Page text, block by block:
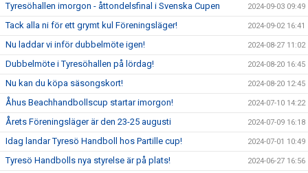
Tyresöhallen imorgon - åttondelsfinal i Svenska Cupen 2024-09-03 09:49
Tack alla ni för ett grymt kul Föreningsläger! 2024-09-02 16:41
Nu laddar vi inför dubbelmöte igen! 2024-08-27 11:02
Dubbelmöte i Tyresöhallen på lördag! 2024-08-20 16:45
Nu kan du köpa säsongskort! 2024-08-20 12:45
Åhus Beachhandbollscup startar imorgon! 2024-07-10 14:22
Årets Föreningsläger är den 23-25 augusti 2024-07-09 16:18
Idag landar Tyresö Handboll hos Partille cup! 2024-07-01 10:49
Tyresö Handbolls nya styrelse är på plats! 2024-06-27 16:56